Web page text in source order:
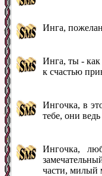
Инга,
Инга, ты - как
к счастью
Ингочка, в
тебе, они
Ингочка,
части, милый